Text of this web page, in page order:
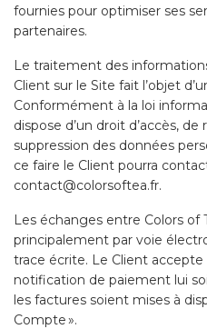
fournies pour optimiser ses
partenaires.
Le traitement des
Client sur le Site fait l’objet
Conformément à la loi
dispose d’un droit d’accès,
suppression des données
ce faire le Client pourra
contact@colorsoftea.fr.
Les échanges entre Colors of
principalement par voie
trace écrite. Le Client
notification de paiement lui
les factures soient mises à
Compte ».